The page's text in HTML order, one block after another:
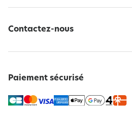
Contactez-nous
Paiement sécurisé